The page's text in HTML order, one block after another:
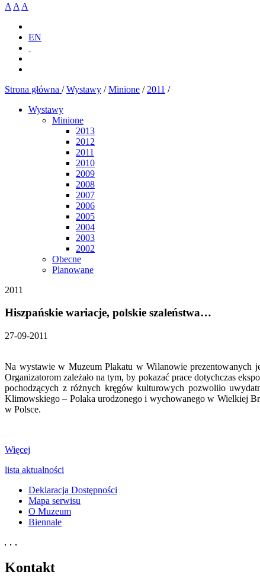
A A A
EN
Strona główna / Wystawy /Minione / 2011 /
Wystawy
Minione
2013
2012
2011
2010
2009
2008
2007
2006
2005
2004
2003
2002
Obecne
Planowane
2011
Hiszpańskie wariacje, polskie szaleństwa…
27-09-2011
Na wystawie w Muzeum Plakatu w Wilanowie prezentowanych
Organizatorom zależało na tym, by pokazać prace dotychczas
pochodzących z różnych kręgów kulturowych pozwoliło
Klimowskiego – Polaka urodzonego i wychowanego w Wielkiej
w Polsce.
Więcej
lista aktualności
Deklaracja Dostępności
Mapa serwisu
O Muzeum
Biennale
Kontakt